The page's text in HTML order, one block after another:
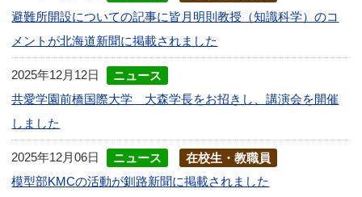
避難所開設についての記事に皆月明則教授（知識科学）のコ
メントが北海道新聞に掲載されました
2025年12月12日
ニュース
共愛学園前橋国際大学 大森学長をお招きし、講演会を開催
しました
2025年12月06日 ニュース
在校生・教職員
模型部KMCの活動が釧路新聞に掲載されました